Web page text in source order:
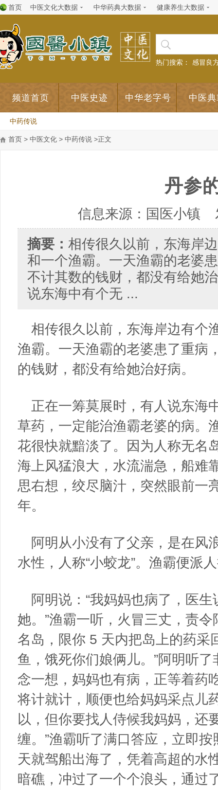
首页 中医文化大数据 中华药典大数据 健康养生大数据
热门搜索： 感冒良
频道首页 中医史迹 中华老字号 中医
中药传说
首页 > 中医文化 > 中药传说 >正文
丹参
信息来源：国医小镇
摘要： 相传很久以前，东海岸
和一个渔霸。一天渔霸的老婆
不计其数的钱财，都没有给她
说东海中有个无 ...
相传很久以前，东海岸边有个
渔霸。一天渔霸的老婆患了重病
的钱财，都没有给她治好病。
正在一筹莫展时，有人说东海
草药，一定能治渔霸老婆的病。
花很快就黯淡了。因为人称无名
海上风猛浪大，水流湍急，船难
思右想，绞尽脑汁，突然眼前一
年。
阿明从小没有了父亲，是在风
水性，人称“小蛟龙”。渔霸便派
阿明说：“我妈妈也病了，医
她。”渔霸一听，火冒三丈，责
名岛，限你 5 天内把岛上的药采
鱼，饿死你们娘俩儿。”阿明听
念一想，妈妈也有病，正等着药
将计就计，顺便也给妈妈采点儿
以，但你要找人侍候我妈妈，还
缠。”渔霸听了满口答应，立即
天就驾船出海了，凭着高超的水
暗礁，冲过了一个个浪头，通过